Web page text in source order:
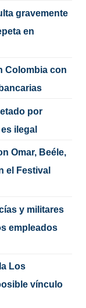
gravemente
en
Colombia con
por
ilegal
Omar, Beéle,
el Festival
y militares
empleados
Los
vínculo